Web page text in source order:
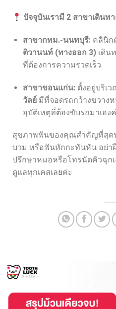
ปัจจุบันเรามี 2 สาขาเดินท
สาขากทม.-นนทบุรี:คลินิก
ติวานนท์ (ทางออก 3)เดิน
ที่ต้องการความรวดเร็ว
สาขาขอนแก่น:ตั้งอยู่บริเ
วัลย์มีที่จอดรถกว้างขวาง
อุบัติเหตุที่ต้องขับรถมาเอง
สุขภาพฟันของคุณสำคัญที่สุด
บวม หรือฟันหักกะทันหัน อย่
ปรึกษาหมอหรือโทรนัดคิวฉุก
ดูแลทุกเคสเลยค่ะ